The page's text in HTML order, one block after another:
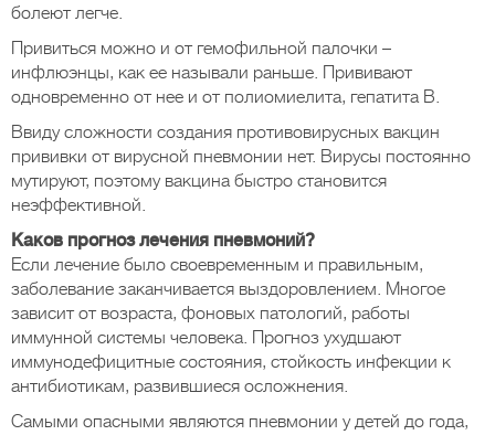
болеют легче.
Привиться можно и от гемофильной палочки –
инфлюэнцы, как ее называли раньше. Прививают
одновременно от нее и от полиомиелита, гепатита В.
Ввиду сложности создания противовирусных вакцин
прививки от вирусной пневмонии нет. Вирусы постоянно
мутируют, поэтому вакцина быстро становится
неэффективной.
Каков прогноз лечения пневмоний?
Если лечение было своевременным и правильным,
заболевание заканчивается выздоровлением. Многое
зависит от возраста, фоновых патологий, работы
иммунной системы человека. Прогноз ухудшают
иммунодефицитные состояния, стойкость инфекции к
антибиотикам, развившиеся осложнения.
Самыми опасными являются пневмонии у детей до года,